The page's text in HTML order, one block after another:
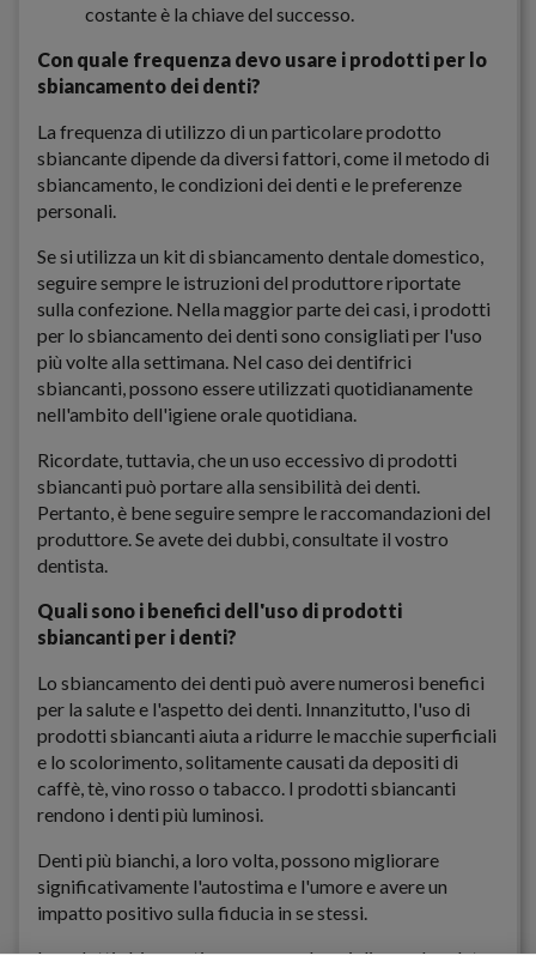
costante è la chiave del successo.
Con quale frequenza devo usare i prodotti per lo
sbiancamento dei denti?
La frequenza di utilizzo di un particolare prodotto
sbiancante dipende da diversi fattori, come il metodo di
sbiancamento, le condizioni dei denti e le preferenze
personali.
Se si utilizza un kit di sbiancamento dentale domestico,
seguire sempre le istruzioni del produttore riportate
sulla confezione. Nella maggior parte dei casi, i prodotti
per lo sbiancamento dei denti sono consigliati per l'uso
più volte alla settimana. Nel caso dei dentifrici
sbiancanti, possono essere utilizzati quotidianamente
nell'ambito dell'igiene orale quotidiana.
Ricordate, tuttavia, che un uso eccessivo di prodotti
sbiancanti può portare alla sensibilità dei denti.
Pertanto, è bene seguire sempre le raccomandazioni del
produttore. Se avete dei dubbi, consultate il vostro
dentista.
Quali sono i benefici dell'uso di prodotti
sbiancanti per i denti?
Lo sbiancamento dei denti può avere numerosi benefici
per la salute e l'aspetto dei denti. Innanzitutto, l'uso di
prodotti sbiancanti aiuta a ridurre le macchie superficiali
e lo scolorimento, solitamente causati da depositi di
caffè, tè, vino rosso o tabacco. I prodotti sbiancanti
rendono i denti più luminosi.
Denti più bianchi, a loro volta, possono migliorare
significativamente l'autostima e l'umore e avere un
impatto positivo sulla fiducia in se stessi.
I prodotti sbiancanti possono anche migliorare la salute